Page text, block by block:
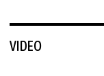
VIDEO